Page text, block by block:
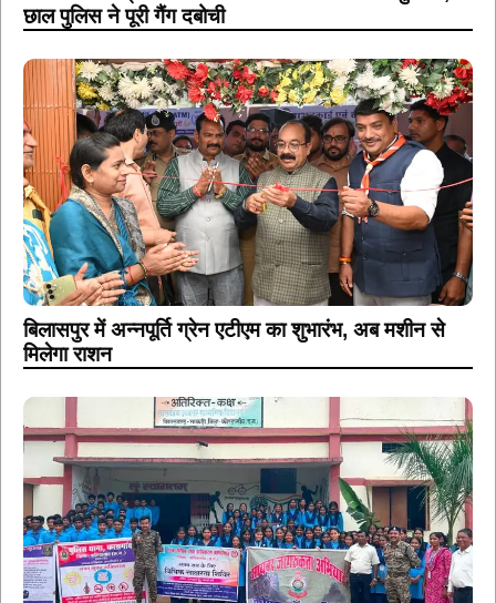
छाल पुलिस ने पूरी गैंग दबोची
बिलासपुर में अन्नपूर्ति ग्रेन एटीएम का शुभारंभ, अब मशीन से
मिलेगा राशन